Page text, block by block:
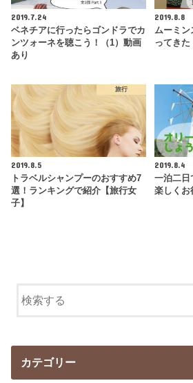
2019.7.24
ベネチアに行ったらゴンドラでカ
ンツォーネを聴こう！（1）動画
あり
2019.8.8
ムーミン
ってきた
旅行
2019.8.5
トラベルシャンプーのおすすめ7
選！ランキングで紹介【旅行女
子】
2019.8.4
一泊二日
楽しくお
カテゴリー